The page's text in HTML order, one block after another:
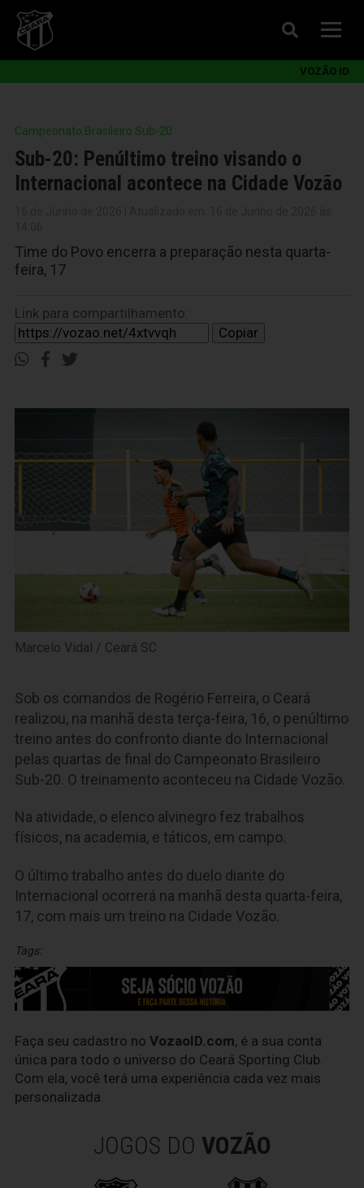
VOZÃO ID
Campeonato Brasileiro Sub-20
Sub-20: Penúltimo treino visando o
Internacional acontece na Cidade Vozão
Time do Povo encerra a preparação nesta quarta-
feira, 17
Link para compartilhamento:
Copiar
Marcelo Vidal / Ceará SC
Sob os comandos de Rogério Ferreira, o Ceará
realizou, na manhã desta terça-feira, 16, o penúltimo
treino antes do confronto diante do Internacional
pelas quartas de final do Campeonato Brasileiro
Sub-20. O treinamento aconteceu na Cidade Vozão.
Na atividade, o elenco alvinegro fez trabalhos
físicos, na academia, e táticos, em campo.
O último trabalho antes do duelo diante do
Internacional ocorrerá na manhã desta quarta-feira,
17, com mais um treino na Cidade Vozão.
Tags:
Faça seu cadastro no VozaoID.com, é a sua conta
única para todo o universo do Ceará Sporting Club.
Com ela, você terá uma experiência cada vez mais
personalizada.
JOGOS DO VOZÃO